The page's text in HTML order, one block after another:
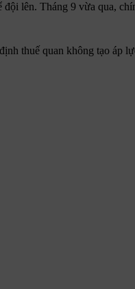
đội lên. Tháng 9 vừa qua,
thuế quan không tạo áp